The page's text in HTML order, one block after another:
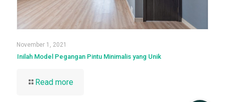
November 1, 2021
Inilah Model Pegangan Pintu Minimalis yang Unik
Read more